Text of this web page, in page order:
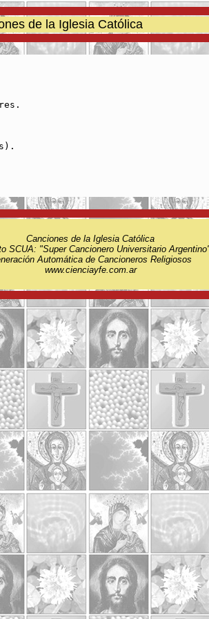
de la Iglesia Católica
Canciones de la Iglesia Católica
SCUA: "Super Cancionero Universitario
Automática de Cancioneros Religiosos
www.cienciayfe.com.ar